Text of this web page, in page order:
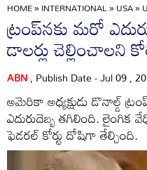
HOME»INTERNATIONAL»USA»
ట్రంప్‌నకు మరో
డాలర్లు చెల్లించాలని
ABN, Publish Date - Jul 09 ,
అమెరికా అధ్యక్షుడు డొనాల్డ్
ఎదురుదెబ్బ తగిలింది. లైంగిక
ఫెడరల్ కోర్టు దోషిగా తేల్చింది.